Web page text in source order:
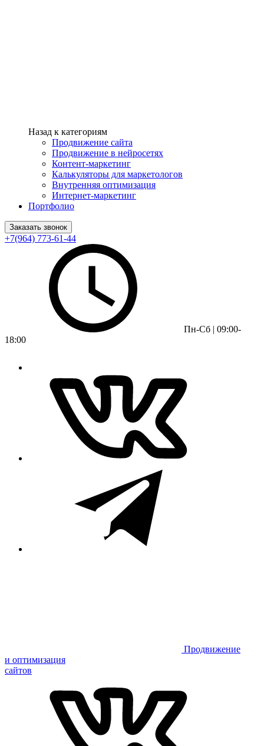
Назад к категориям
Продвижение сайта
Продвижение в нейросетях
Контент-маркетинг
Калькуляторы для маркетологов
Внутренняя оптимизация
Интернет-маркетинг
Портфолио
Заказать звонок
+7(964) 773-61-44
Пн-Сб | 09:00-
18:00
Продвижение
и оптимизация
сайтов